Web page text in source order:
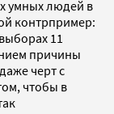
умных людей в
контрпример:
11
причины
черт с
чтобы в